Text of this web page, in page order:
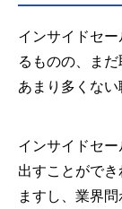
インサイドセ
るものの、ま
あまり多くない
インサイドセ
出すことがで
ますし、業界